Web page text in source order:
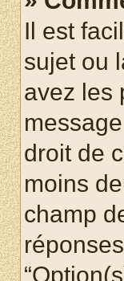
Il est
sujet ou
avez les
droit de
moins
champ